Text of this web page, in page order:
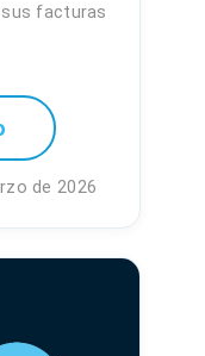
facturas
de 2026